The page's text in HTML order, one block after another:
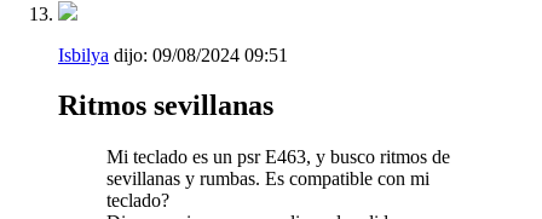
Isbilya dijo: 09/08/2024 09:51
Ritmos sevillanas
Mi teclado es un psr E463, y busco ritmos de
sevillanas y rumbas. Es compatible con mi
teclado?